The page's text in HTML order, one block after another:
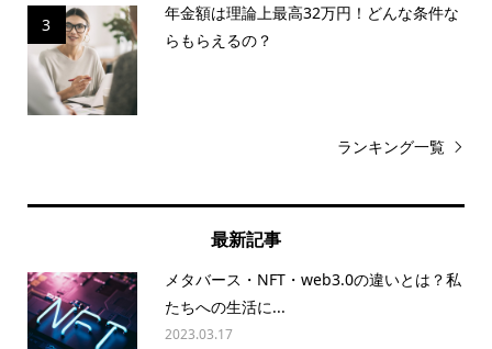
3
年金額は理論上最高32万円！どんな条件な
らもらえるの？
ランキング一覧
最新記事
メタバース・NFT・web3.0の違いとは？私
たちへの生活に...
2023.03.17